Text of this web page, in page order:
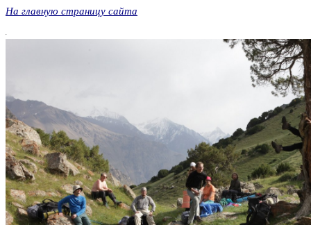
На главную страницу сайта
.